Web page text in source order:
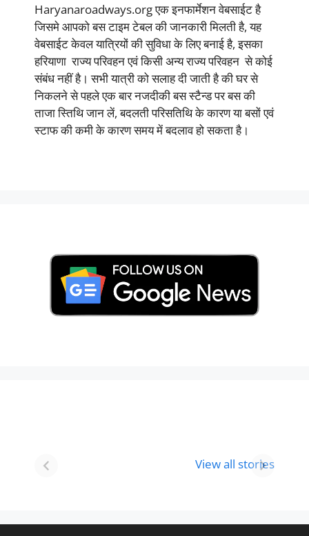
Haryanaroadways.org एक इनफार्मेशन वेबसाईट है
जिसमे आपको बस टाइम टेबल की जानकारी मिलती है, यह
वेबसाईट केवल यात्रियों की सुविधा के लिए बनाई है, इसका
हरियाणा राज्य परिवहन एवं किसी अन्य राज्य परिवहन से कोई
संबंध नहीं है। सभी यात्री को सलाह दी जाती है की घर से
निकलने से पहले एक बार नजदीकी बस स्टैन्ड पर बस की
ताजा स्तिथि जान लें, बदलती परिसतिथि के कारण या बसों एवं
स्टाफ की कमी के कारण समय में बदलाव हो सकता है।
View all stories
Visit In
Holi